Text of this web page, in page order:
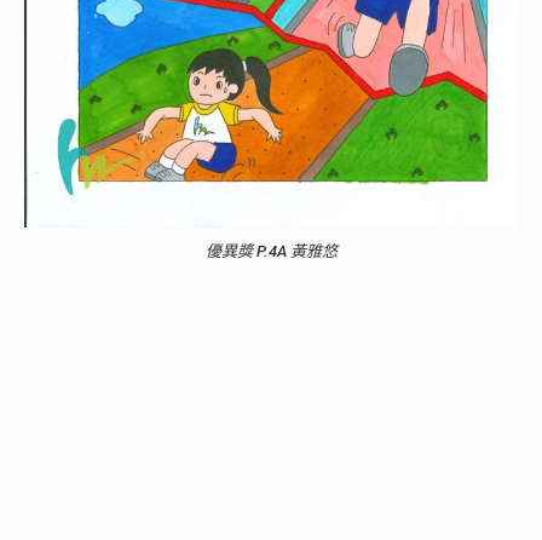
優異獎 P.4A 黃雅悠